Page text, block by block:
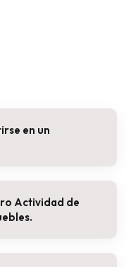
en un
Actividad de